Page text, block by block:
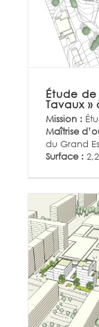
Étude
Tavaux »
Mission :
Maîtrise
du Grand
Surface :